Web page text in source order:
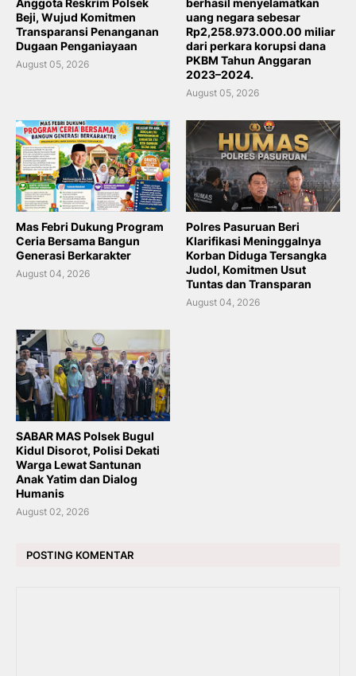
Anggota Reskrim Polsek
Beji, Wujud Komitmen
Transparansi Penanganan
Dugaan Penganiayaan
August 05, 2026
berhasil menyelamatkan
uang negara sebesar
Rp2,258.973.000.00 miliar
dari perkara korupsi dana
PKBM Tahun Anggaran
2023–2024.
August 05, 2026
Mas Febri Dukung Program
Ceria Bersama Bangun
Generasi Berkarakter
August 04, 2026
Polres Pasuruan Beri
Klarifikasi Meninggalnya
Korban Diduga Tersangka
Judol, Komitmen Usut
Tuntas dan Transparan
August 04, 2026
SABAR MAS Polsek Bugul
Kidul Disorot, Polisi Dekati
Warga Lewat Santunan
Anak Yatim dan Dialog
Humanis
August 02, 2026
POSTING KOMENTAR